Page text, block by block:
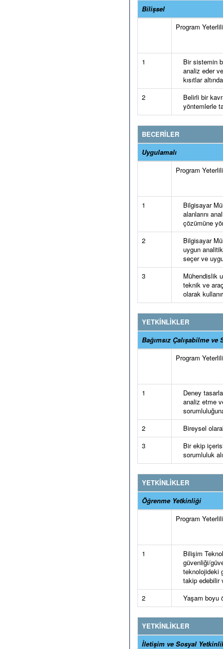
Bilişsel
Program
1
Bir sistemin
analiz eder
kısıtlar
2
Belirli bir
yöntemlerle
BECERİLER
Uygulamalı
Program
1
Bilgisayar
alanlarını
çözümüne
2
Bilgisayar
uygun
seçer ve
3
Mühendislik
teknik ve
olarak
YETKİNLİKLER
Bağımsız Çalışabilme
Program
1
Deney
analiz etme
2
Bireysel
3
Bir ekip
sorumluluk
YETKİNLİKLER
Öğrenme Yetkinliği
Program
1
Bilişim
güvenliği/
teknolojideki
takip edebilir
2
Yaşam boyu
YETKİNLİKLER
İletişim ve Sosyal